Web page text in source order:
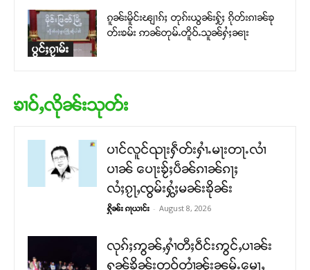
ပွင်ႈၵႂၢမ်း
ၵူၼ်းမိူင်းၽျၢၵ်ႈ တုၵ်းယွၼ်းႁႂ်ႈ ၵိုတ်းၵၢၼ်ၶု
တ်းၶမ်း ဢၼ်တုမ်ႉတိူဝ်ႉသူၼ်ႁႆႈၼႃး
ၶၢဝ်ႇလိုၼ်းသုတ်း
ပၢင်လူင်ၺႃးႁဵတ်းႁၢႆႉမႃးတႃႉလၢႆ
ပၢၼ် ​​ပေႃးၶႂ်ႈပဵၼ်ၵၢၼ်ၵႃႈ
လႆႈၵႂႃႇၸွမ်းႁွႆႈမၼ်းၶိုၼ်း
ႁိုၼ်း ၵႃယၢင်း - August 8, 2026
လုၵ်ႈဢွၼ်ႇႁၢႆတီႈဝဵင်းဢွင်ႇပၢၼ်း
ႁၼ်ၶိုၼ်းတူဝ်တၢႆၼႂ်းၼမ်ႉမေႃႇ